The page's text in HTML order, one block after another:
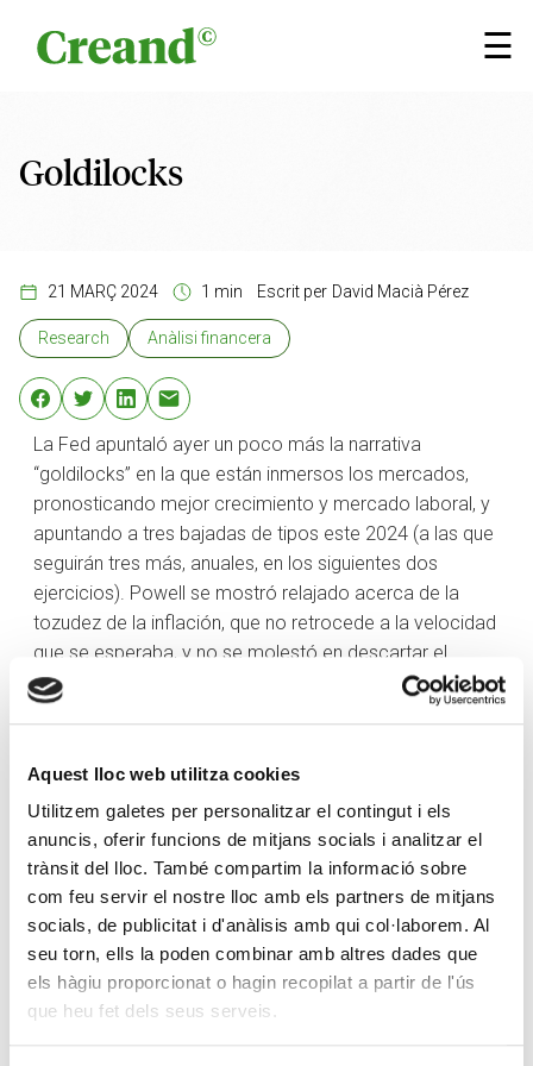
Aquest lloc web utilitza cookies
Utilitzem galetes per personalitzar el contingut i els
anuncis, oferir funcions de mitjans socials i analitzar el
trànsit del lloc. També compartim la informació sobre
com feu servir el nostre lloc amb els partners de mitjans
socials, de publicitat i d'anàlisis amb qui col·laborem. Al
seu torn, ells la poden combinar amb altres dades que
els hàgiu proporcionat o hagin recopilat a partir de l'ús
que heu fet dels seus serveis.
☰
×
Goldilocks
21 MARÇ 2024 1 min Escrit per David Macià Pérez
Research Anàlisi financera
La Fed apuntaló ayer un poco más la narrativa
“goldilocks” en la que están inmersos los mercados,
pronosticando mejor crecimiento y mercado laboral, y
apuntando a tres bajadas de tipos este 2024 (a las que
seguirán tres más, anuales, en los siguientes dos
ejercicios). Powell se mostró relajado acerca de la
tozudez de la inflación, que no retrocede a la velocidad
que se esperaba, y no se molestó en descartar el
primer recorte antes de junio. Una combinación del
agrado de los inversores, que impulsaron precios de
dólar. Tal vez la reacción más ilustrativa sea la del oro,
que marca nuevos máximos, puede que por temor a
que la política monetaria vaya a ser más laxa antes de
tiempo.
Resulta interesante también observar el cambio en el
“dot plot” (que muestran los pronósticos de cada
gobernador de la Fed) respecto al anterior, de
diciembre, cuando hasta cinco gobernadores creían
que se bajarían tipos más allá de los tres recortes